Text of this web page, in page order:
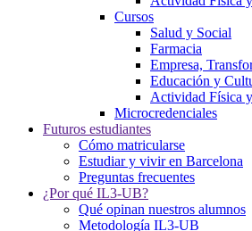
Cursos
Salud y Social
Farmacia
Empresa,
Educación y
Actividad Física
Microcredenciales
Futuros estudiantes
Cómo matricularse
Estudiar y vivir en Barcelona
Preguntas frecuentes
¿Por qué IL3-UB?
Qué opinan nuestros alumnos
Metodología IL3-UB